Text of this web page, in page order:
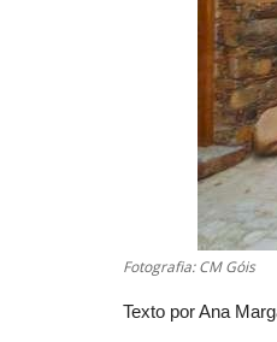
Fotografia: CM Góis
Texto por Ana